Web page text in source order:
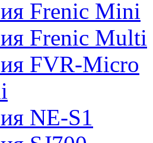
Frenic Mini
Frenic Multi
FVR-Micro
NE-S1